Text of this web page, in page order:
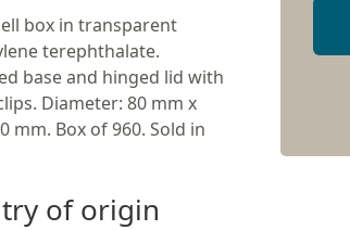
box in transparent
terephthalate.
base and hinged lid with
Diameter: 80 mm x
mm. Box of 960. Sold in
of origin